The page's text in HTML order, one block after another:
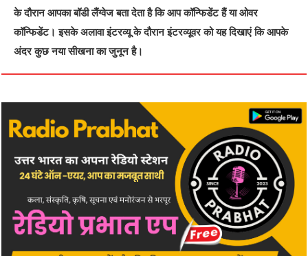
के दौरान आपका बॉडी लैंग्वेज बता देता है कि आप कॉन्फिडेंट हैं या ओवर
कॉन्फिडेंट। इसके अलावा इंटरव्यू के दौरान इंटरव्यूवर को यह दिखाएं कि आपके
अंदर कुछ नया सीखना का जुनून है।